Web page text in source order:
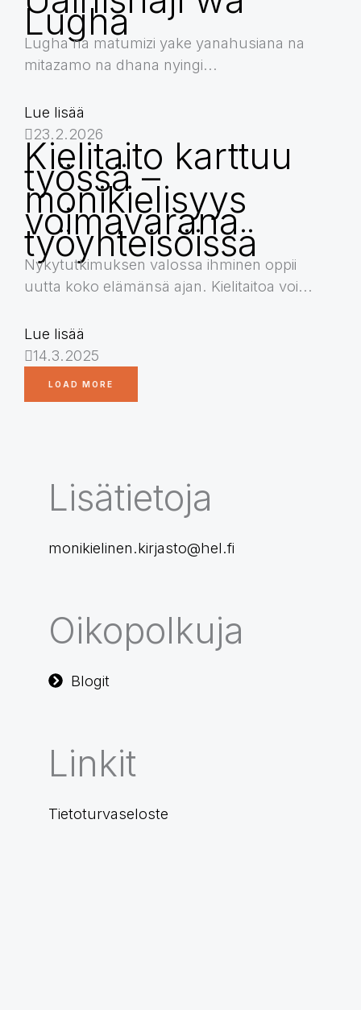
Lugha
Lugha na matumizi yake yanahusiana na
mitazamo na dhana nyingi...
Lue lisää
23.2.2026
Kielitaito karttuu
työssä –
monikielisyys
voimavarana
työyhteisöissä
Nykytutkimuksen valossa ihminen oppii
uutta koko elämänsä ajan. Kielitaitoa voi...
Lue lisää
14.3.2025
LOAD MORE
Lisätietoja
monikielinen.kirjasto@hel.fi
Oikopolkuja
Blogit
Linkit
Tietoturvaseloste